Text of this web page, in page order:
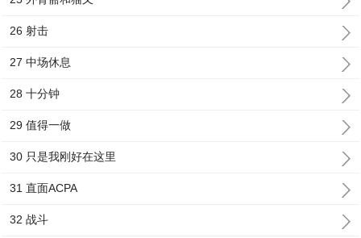
26 射击
27 中场休息
28 十分钟
29 值得一做
30 只是我刚好在这里
31 直面ACPA
32 战斗